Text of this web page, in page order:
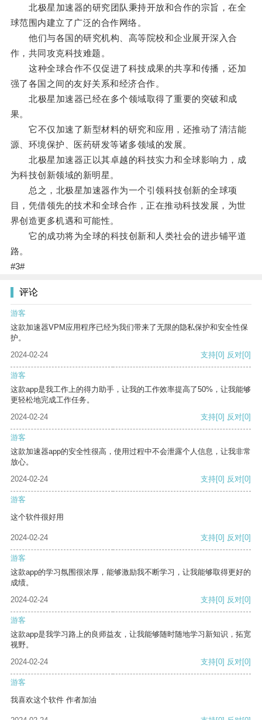
北极星加速器的研究团队秉持开放和合作的宗旨，在全
球范围内建立了广泛的合作网络。
他们与各国的研究机构、高等院校和企业展开深入合
作，共同攻克科技难题。
这种全球合作不仅促进了科技成果的共享和传播，还加
强了各国之间的友好关系和经济合作。
北极星加速器已经在多个领域取得了重要的突破和成
果。
它不仅加速了新型材料的研究和应用，还推动了清洁能
源、环境保护、医药研发等诸多领域的发展。
北极星加速器正以其卓越的科技实力和全球影响力，成
为科技创新领域的新明星。
总之，北极星加速器作为一个引领科技创新的全球项
目，凭借领先的技术和全球合作，正在推动科技发展，为世
界创造更多机遇和可能性。
它的成功将为全球的科技创新和人类社会的进步铺平道
路。
#3#
评论
游客
这款加速器VPM应用程序已经为我们带来了无限的隐私保护和安全性保
护。
2024-02-24
支持[0] 反对[0]
游客
这款app是我工作上的得力助手，让我的工作效率提高了50%，让我能够
更轻松地完成工作任务。
2024-02-24
支持[0] 反对[0]
游客
这款加速器app的安全性很高，使用过程中不会泄露个人信息，让我非常
放心。
2024-02-24
支持[0] 反对[0]
游客
这个软件很好用
2024-02-24 支持[0] 反对[0]
游客
这款app的学习氛围很浓厚，能够激励我不断学习，让我能够取得更好的
成绩。
2024-02-24
支持[0] 反对[0]
游客
这款app是我学习路上的良师益友，让我能够随时随地学习新知识，拓宽
视野。
2024-02-24
支持[0] 反对[0]
游客
我喜欢这个软件 作者加油